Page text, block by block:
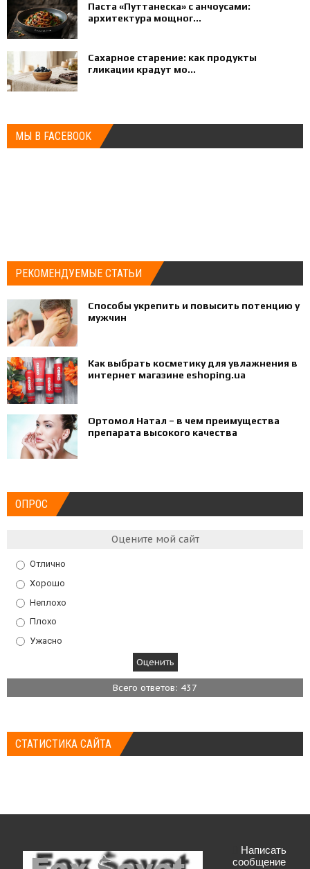
Паста «Путтанеска» с анчоусами:
архитектура мощног...
Сахарное старение: как продукты
гликации крадут мо...
МЫ В FACEBOOK
РЕКОМЕНДУЕМЫЕ СТАТЬИ
Способы укрепить и повысить потенцию у
мужчин
Как выбрать косметику для увлажнения в
интернет магазине eshoping.ua
Ортомол Натал – в чем преимущества
препарата высокого качества
ОПРОС
Оцените мой сайт
Отлично
Хорошо
Неплохо
Плохо
Ужасно
Всего ответов: 437
СТАТИСТИКА САЙТА
Написать
сообщение